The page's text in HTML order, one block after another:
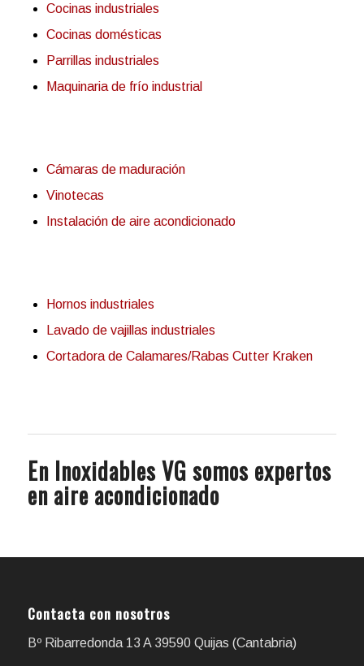
Cocinas industriales
Cocinas domésticas
Parrillas industriales
Maquinaria de frío industrial
Cámaras de maduración
Vinotecas
Instalación de aire acondicionado
Hornos industriales
Lavado de vajillas industriales
Cortadora de Calamares/Rabas Cutter Kraken
En Inoxidables VG somos expertos
en aire acondicionado
Contacta con nosotros
Bº Ribarredonda 13 A 39590 Quijas (Cantabria)